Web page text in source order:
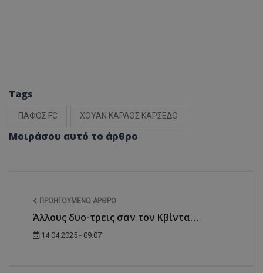
Tags
ΠΑΦΟΣ FC ΧΟΥΑΝ ΚΑΡΛΟΣ ΚΑΡΣΕΔΟ
Μοιράσου αυτό το άρθρο
ΠΡΟΗΓΟΎΜΕΝΟ ΆΡΘΡΟ
Άλλους δυο-τρεις σαν τον Κβίντα…
14.04.2025 - 09:07